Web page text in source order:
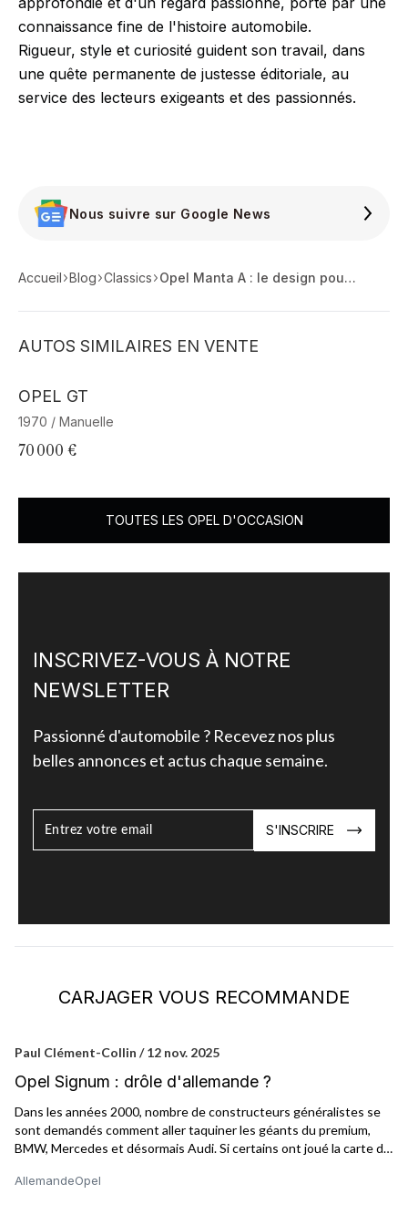
connaissance fine de l'histoire automobile.
Rigueur, style et curiosité guident son travail, dans
une quête permanente de justesse éditoriale, au
service des lecteurs exigeants et des passionnés.
Nous suivre sur Google News
Accueil Blog Classics Opel Manta A : le design pour tous !
AUTOS SIMILAIRES EN VENTE
OPEL GT
1970 / Manuelle
70 000 €
TOUTES LES OPEL D'OCCASION
INSCRIVEZ-VOUS À NOTRE
NEWSLETTER
Passionné d'automobile ? Recevez nos plus
belles annonces et actus chaque semaine.
S'INSCRIRE
CARJAGER VOUS RECOMMANDE
Paul Clément-Collin / 12 nov. 2025
Opel Signum : drôle d'allemande ?
Dans les années 2000, nombre de constructeurs généralistes se
sont demandés comment aller taquiner les géants du premium,
BMW, Mercedes et désormais Audi. Si certains ont joué la carte de
par exemple, avec sa 607), d’autres ont préféré la voie de
AllemandeOpel